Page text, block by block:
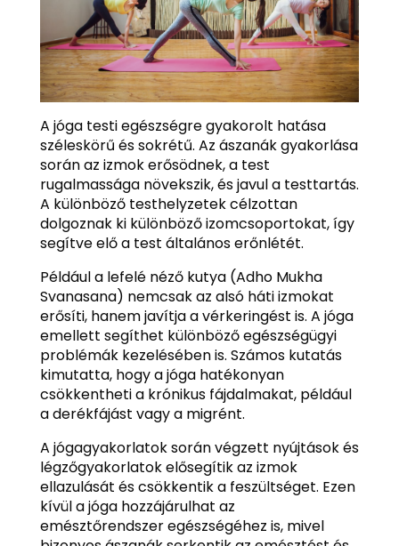
A jóga testi egészségre gyakorolt hatása
széleskörű és sokrétű. Az ászanák gyakorlása
során az izmok erősödnek, a test
rugalmassága növekszik, és javul a testtartás.
A különböző testhelyzetek célzottan
dolgoznak ki különböző izomcsoportokat, így
segítve elő a test általános erőnlétét.
Például a lefelé néző kutya (Adho Mukha
Svanasana) nemcsak az alsó háti izmokat
erősíti, hanem javítja a vérkeringést is. A jóga
emellett segíthet különböző egészségügyi
problémák kezelésében is. Számos kutatás
kimutatta, hogy a jóga hatékonyan
csökkentheti a krónikus fájdalmakat, például
a derékfájást vagy a migrént.
A jógagyakorlatok során végzett nyújtások és
légzőgyakorlatok elősegítik az izmok
ellazulását és csökkentik a feszültséget. Ezen
kívül a jóga hozzájárulhat az
emésztőrendszer egészségéhez is, mivel